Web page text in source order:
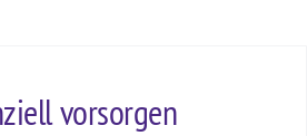
vorsorgen